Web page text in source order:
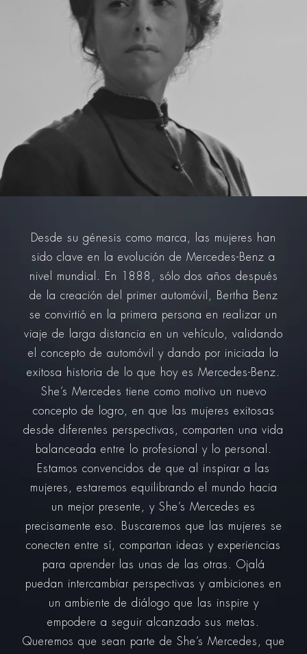
Desde su génesis como marca, las mujeres han
sido clave en la evolución de Mercedes-Benz a
nivel mundial. En 1888, sólo dos años después
de la creación del primer automóvil, Bertha Benz
se convirtió en la primera persona en realizar un
viaje de larga distancia en un vehículo, validando
el concepto de automóvil y dando por iniciada la
exitosa historia de lo que hoy es Mercedes-Benz.
She’s Mercedes tiene como motivo un nuevo
concepto de logro, en que las mujeres exitosas
desde diferentes perspectivas, comparten una vida
balanceada entre lo profesional y lo personal.
Estamos convencidos de que al inspirar a las
mujeres, estaremos equilibrando el mundo hacia
un mejor presente, y She’s Mercedes es
precisamente eso. Buscaremos que las mujeres se
conecten entre sí, compartan ideas y experiencias
para aprender las unas de las otras. Ojalá
puedan intercambiar perspectivas y ambiciones en
un ambiente de diálogo que las inspire y
empodere a seguir alcanzado sus metas.
Queremos que sean parte de She’s Mercedes, que